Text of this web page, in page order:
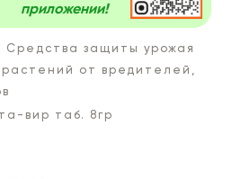
приложении!
Средства защиты урожая
от вредителей,
вир таб. 8гр